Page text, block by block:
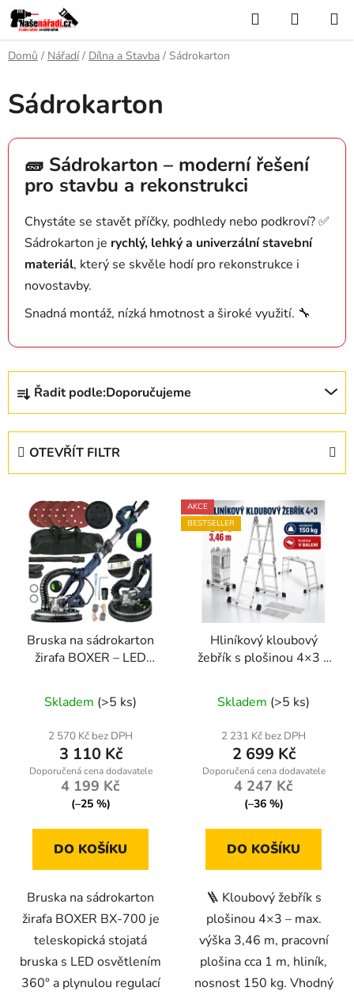
Přejít
na
obsah
Hledat
KOŠÍK
Domů / Nářadí / Dílna a Stavba / Sádrokarton
Sádrokarton
🧱 Sádrokarton – moderní řešení
pro stavbu a rekonstrukci
Chystáte se stavět příčky, podhledy nebo podkroví? ✅
Sádrokarton je rychlý, lehký a univerzální stavební
materiál, který se skvěle hodí pro rekonstrukce i
novostavby.
Snadná montáž, nízká hmotnost a široké využití. 🔧
Ř
z
Řadit podle:Doporučujeme
OTEVŘÍT FILTR
Bruska na sádrokarton
žirafa BOXER – LED
otáček 800–1700
ot/min, 6× brusný papír
+ taška
hodnocení
produktu
je
3,0
z
hvězdiček.
Skladem (>5 ks)
2 570 Kč bez DPH
3 110 Kč
4 199 Kč
(–25 %)
DO KOŠÍKU
Bruska na sádrokarton
žirafa BOXER BX-700 je
teleskopická stojatá
bruska s LED osvětlením
360° a plynulou regulací
AKCE
BESTSELLER
Hliníkový kloubový
žebřík s plošinou 4×3 –
hodnocení
produktu
je
5,0
z
hvězdiček.
Skladem (>5 ks)
2 231 Kč bez DPH
2 699 Kč
4 247 Kč
(–36 %)
DO KOŠÍKU
🪜 Kloubový žebřík s
plošinou 4×3 – max.
výška 3,46 m, pracovní
plošina cca 1 m, hliník,
nosnost 150 kg. Vhodný